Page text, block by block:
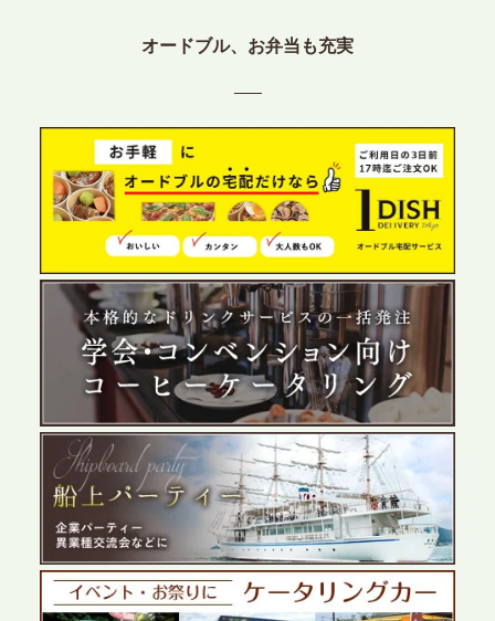
プレスリリースのご案内｜ケータリングのセカンド
テーブル、東京都中央区に支社を新設。都内３拠点
目の展開で、拡大する出張パーティー・ケータリン
2026.6.4
プレスリリースのご案内｜夏の社内親睦が、配属後
の離職防止に。オフィスや会議室で縁日気分を味わ
う「お祭りケータリング」の提供を開始
2026.5.29
プレスリリースのご案内｜ケータリングのセカンド
テーブル、群馬前橋支社を設立。再開発やオフィス
展開が進む前橋エリアの企業ニーズに応え、高品質
なサービスで各種イベント・懇親会をサポート
2026.5.27
プレスリリースのご案内｜ケータリングのセカンド
テーブル、千葉本社を新設。幕張・舞浜の大型イベ
ントから主要都市の社内懇親会まで、現地拠点を活
かしたスムーズな対応を展開
オードブル、お弁当も充実